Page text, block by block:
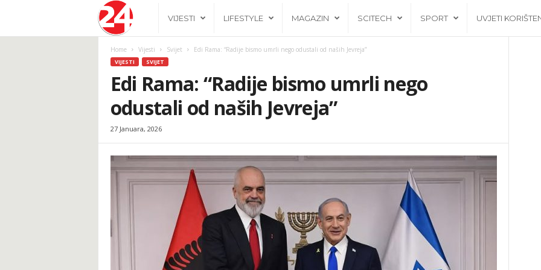
.
VIJESTI LIFESTYLE MAGAZIN SCITECH SPORT UVJETI
Home Vijesti Svijet Edi Rama: “Radije bismo umrli nego odustali od naših Jevreja”
VIJESTI SVIJET
Edi Rama: “Radije bismo umrli nego
odustali od naših Jevreja”
27 Januara, 2026